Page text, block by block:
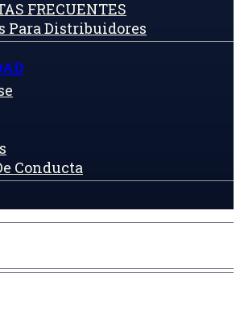
FRECUENTES
Para Distribuidores
Conducta